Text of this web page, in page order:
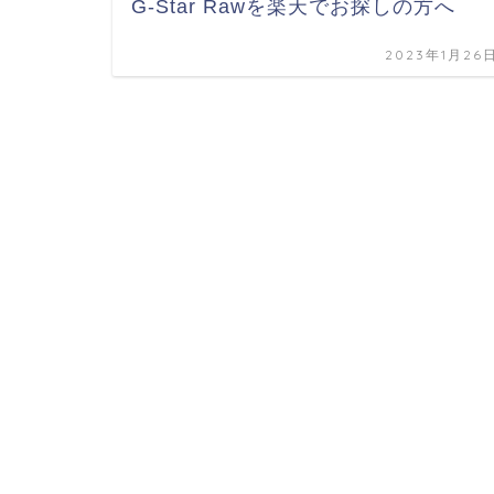
G-Star Rawを楽天でお探しの方へ
2023年1月26